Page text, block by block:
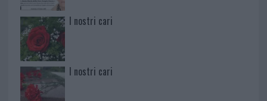
I nostri cari
I nostri cari